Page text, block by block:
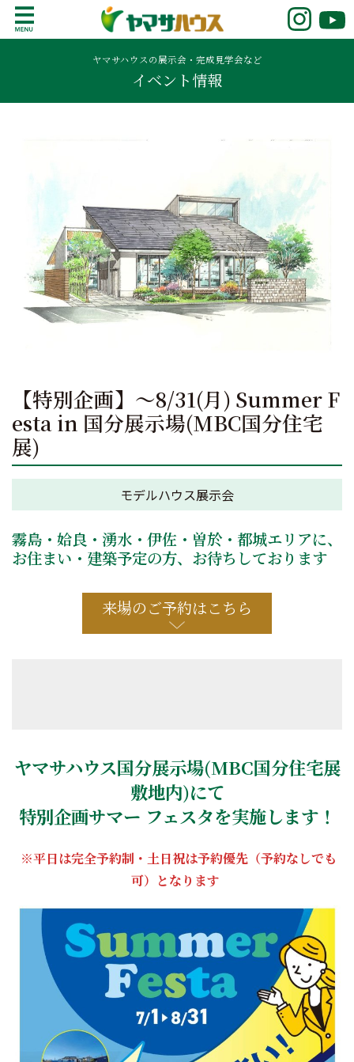
o
鹿児島で注文住宅ならヤマサハウス
新築の注文住宅や建売モデルハウスをお探し
の方はこちら。鹿児島県内で11年連続ナンバ
ーワンの実績を誇る、絆の家でおなじみの
ヤマサハウス。展示場情報や家づくりのこだ
ヤマサハウスの展示会・完成見学会など
イベント情報
【特別企画】～8/31(月) Summer F
esta in 国分展示場(MBC国分住宅
展)
モデルハウス展示会
霧島・姶良・湧水・伊佐・曽於・都城エリアに、
お住まい・建築予定の方、お待ちしております
来場のご予約はこちら
ヤマサハウス国分展示場(MBC国分住宅展
敷地内)にて
特別企画サマー フェスタを実施します！
※平日は完全予約制・土日祝は予約優先（予約なしでも
可）となります